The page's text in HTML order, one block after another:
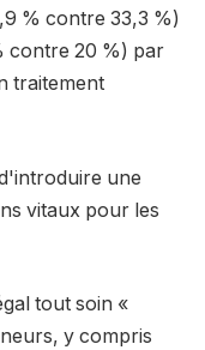
% contre 33,3 %)
contre 20 %) par
traitement
une
vitaux pour les
tout soin «
y compris